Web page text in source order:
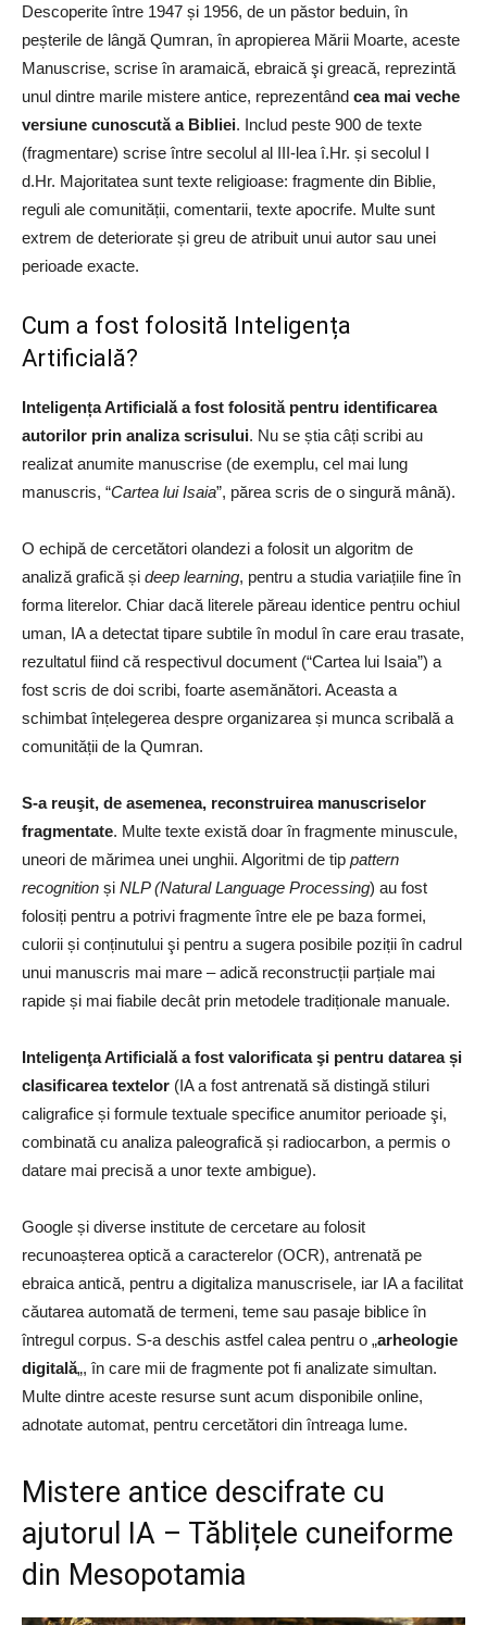
Descoperite între 1947 și 1956, de un păstor beduin, în
peșterile de lângă Qumran, în apropierea Mării Moarte, aceste
Manuscrise, scrise în aramaică, ebraică şi greacă, reprezintă
unul dintre marile mistere antice, reprezentând cea mai veche
versiune cunoscută a Bibliei. Includ peste 900 de texte
(fragmentare) scrise între secolul al III-lea î.Hr. și secolul I
d.Hr. Majoritatea sunt texte religioase: fragmente din Biblie,
reguli ale comunității, comentarii, texte apocrife. Multe sunt
extrem de deteriorate și greu de atribuit unui autor sau unei
perioade exacte.
Cum a fost folosită Inteligența
Artificială?
Inteligența Artificială a fost folosită pentru identificarea
autorilor prin analiza scrisului. Nu se știa câți scribi au
realizat anumite manuscrise (de exemplu, cel mai lung
manuscris, “Cartea lui Isaia”, părea scris de o singură mână).
O echipă de cercetători olandezi a folosit un algoritm de
analiză grafică și deep learning, pentru a studia variațiile fine în
forma literelor. Chiar dacă literele păreau identice pentru ochiul
uman, IA a detectat tipare subtile în modul în care erau trasate,
rezultatul fiind că respectivul document (“Cartea lui Isaia”) a
fost scris de doi scribi, foarte asemănători. Aceasta a
schimbat înțelegerea despre organizarea și munca scribală a
comunității de la Qumran.
S-a reuşit, de asemenea, reconstruirea manuscriselor
fragmentate. Multe texte există doar în fragmente minuscule,
uneori de mărimea unei unghii. Algoritmi de tip pattern
recognition și NLP (Natural Language Processing) au fost
folosiți pentru a potrivi fragmente între ele pe baza formei,
culorii și conținutului şi pentru a sugera posibile poziții în cadrul
unui manuscris mai mare – adică reconstrucții parțiale mai
rapide și mai fiabile decât prin metodele tradiționale manuale.
Inteligenţa Artificială a fost valorificata şi pentru datarea și
clasificarea textelor (IA a fost antrenată să distingă stiluri
caligrafice și formule textuale specifice anumitor perioade şi,
combinată cu analiza paleografică și radiocarbon, a permis o
datare mai precisă a unor texte ambigue).
Google și diverse institute de cercetare au folosit
recunoașterea optică a caracterelor (OCR), antrenată pe
ebraica antică, pentru a digitaliza manuscrisele, iar IA a facilitat
căutarea automată de termeni, teme sau pasaje biblice în
întregul corpus. S-a deschis astfel calea pentru o „arheologie
digitală„, în care mii de fragmente pot fi analizate simultan.
Multe dintre aceste resurse sunt acum disponibile online,
adnotate automat, pentru cercetători din întreaga lume.
Mistere antice descifrate cu
ajutorul IA – Tăblițele cuneiforme
din Mesopotamia